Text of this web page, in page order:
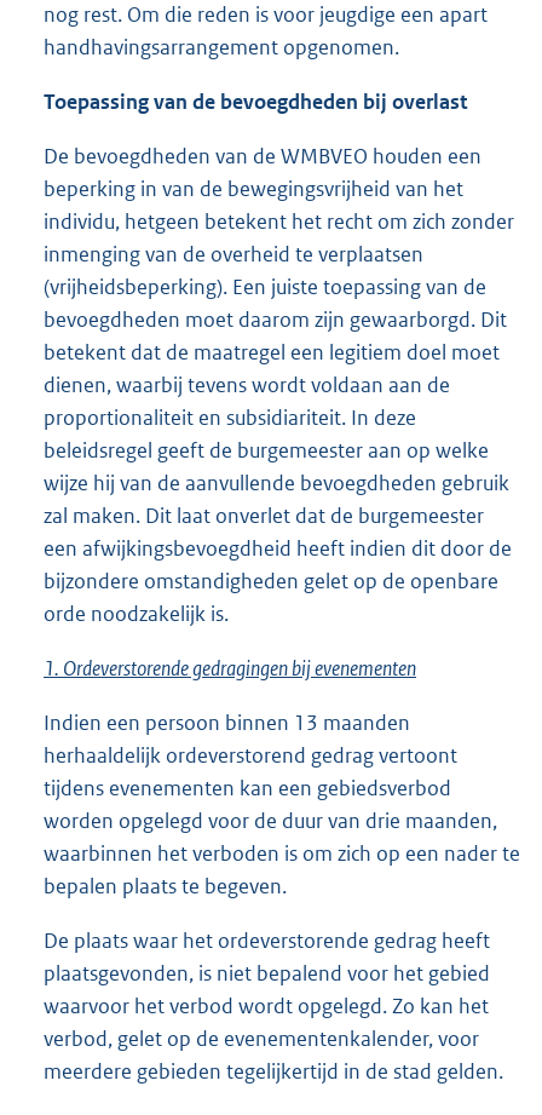
nog rest. Om die reden is voor jeugdige een apart
handhavingsarrangement opgenomen.
Toepassing van de bevoegdheden bij overlast
De bevoegdheden van de WMBVEO houden een
beperking in van de bewegingsvrijheid van het
individu, hetgeen betekent het recht om zich zonder
inmenging van de overheid te verplaatsen
(vrijheidsbeperking). Een juiste toepassing van de
bevoegdheden moet daarom zijn gewaarborgd. Dit
betekent dat de maatregel een legitiem doel moet
dienen, waarbij tevens wordt voldaan aan de
proportionaliteit en subsidiariteit. In deze
beleidsregel geeft de burgemeester aan op welke
wijze hij van de aanvullende bevoegdheden gebruik
zal maken. Dit laat onverlet dat de burgemeester
een afwijkingsbevoegdheid heeft indien dit door de
bijzondere omstandigheden gelet op de openbare
orde noodzakelijk is.
1. Ordeverstorende gedragingen bij evenementen
Indien een persoon binnen 13 maanden
herhaaldelijk ordeverstorend gedrag vertoont
tijdens evenementen kan een gebiedsverbod
worden opgelegd voor de duur van drie maanden,
waarbinnen het verboden is om zich op een nader te
bepalen plaats te begeven.
De plaats waar het ordeverstorende gedrag heeft
plaatsgevonden, is niet bepalend voor het gebied
waarvoor het verbod wordt opgelegd. Zo kan het
verbod, gelet op de evenementenkalender, voor
meerdere gebieden tegelijkertijd in de stad gelden.